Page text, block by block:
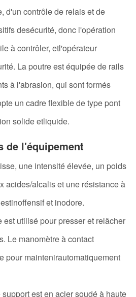
d'un contrôle de relais et de
desécurité, donc l'opération
à contrôler, etl'opérateur
La poutre est équipée de rails
à l'abrasion, qui sont formés
un cadre flexible de type pont
solide etliquide.
de l'équipement
une intensité élevée, un poids
acides/alcalis et une résistance à
et inodore.
utilisé pour presser et relâcher
Le manomètre à contact
pour maintenirautomatiquement
est en acier soudé à haute